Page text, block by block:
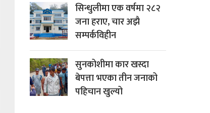
सिन्धुलीमा एक वर्षमा २८२
जना हराए, चार अझै
सम्पर्कविहीन
सुनकोशीमा कार खस्दा
बेपत्ता भएका तीन जनाको
पहिचान खुल्यो